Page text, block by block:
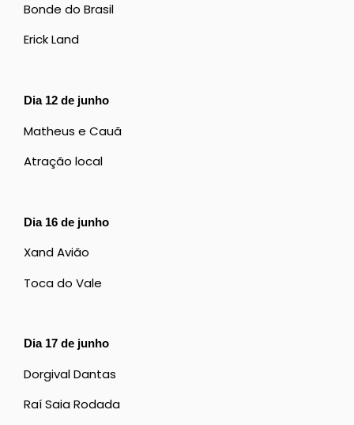
Bonde do Brasil
Erick Land
Dia 12 de junho
Matheus e Cauã
Atração local
Dia 16 de junho
Xand Avião
Toca do Vale
Dia 17 de junho
Dorgival Dantas
Raí Saia Rodada